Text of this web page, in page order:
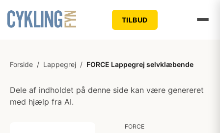
TILBUD
Forside / Lappegrej / FORCE Lappegrej selvklæbende
Dele af indholdet på denne side kan være genereret
med hjælp fra AI.
FORCE